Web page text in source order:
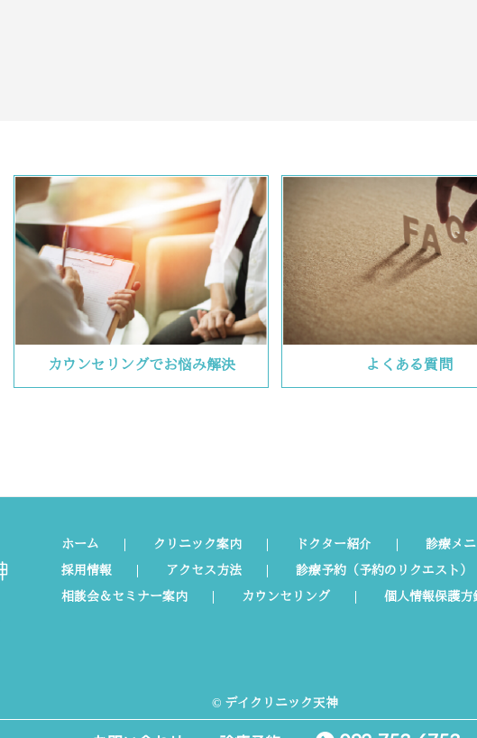
カウンセリングでお悩み解決 よくある質問
ホーム クリニック案内 ドクター紹介
診療メ
採用情報
アクセス方法
診療予約（予約のリクエスト）
相談会＆セミナー案内
カウンセリング 個人情報保護方
© デイクリニック天神